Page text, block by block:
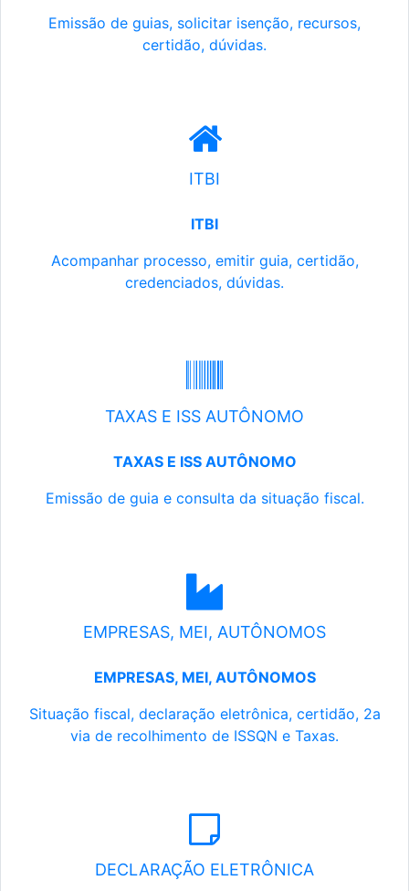
Emissão de guias, solicitar isenção, recursos,
certidão, dúvidas.
ITBI
ITBI
Acompanhar processo, emitir guia, certidão,
credenciados, dúvidas.
TAXAS E ISS AUTÔNOMO
TAXAS E ISS AUTÔNOMO
Emissão de guia e consulta da situação fiscal.
EMPRESAS, MEI, AUTÔNOMOS
EMPRESAS, MEI, AUTÔNOMOS
Situação fiscal, declaração eletrônica, certidão, 2a
via de recolhimento de ISSQN e Taxas.
DECLARAÇÃO ELETRÔNICA